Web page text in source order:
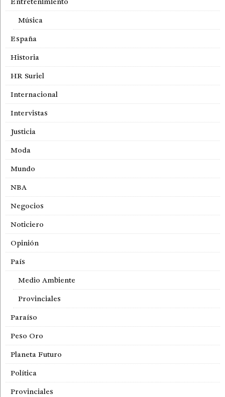
Música
España
Historia
HR Suriel
Internacional
Intervistas
Justicia
Moda
Mundo
NBA
Negocios
Noticiero
Opinión
País
Medio Ambiente
Provinciales
Paraíso
Peso Oro
Planeta Futuro
Política
Provinciales